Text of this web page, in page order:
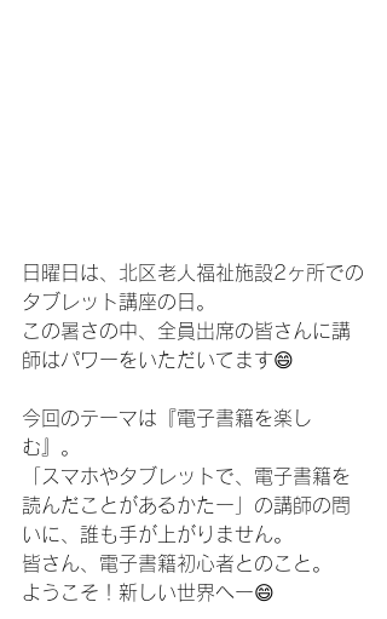
日曜日は、北区老人福祉施設2ヶ所での
タブレット講座の日。
この暑さの中、全員出席の皆さんに講
師はパワーをいただいてます😄
今回のテーマは『電子書籍を楽し
む』。
「スマホやタブレットで、電子書籍を
読んだことがあるかたー」の講師の問
いに、誰も手が上がりません。
皆さん、電子書籍初心者とのこと。
ようこそ！新しい世界へー😄